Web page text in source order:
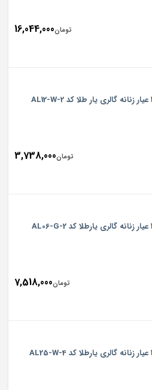
تومان16,044,000
تومان3,738,000
تومان7,518,000